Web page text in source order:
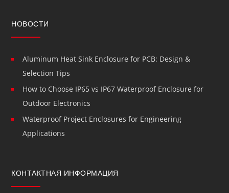
НОВОСТИ
Aluminum Heat Sink Enclosure for PCB: Design &
Selection Tips
How to Choose IP65 vs IP67 Waterproof Enclosure for
Outdoor Electronics
Waterproof Project Enclosures for Engineering
Applications
КОНТАКТНАЯ ИНФОРМАЦИЯ